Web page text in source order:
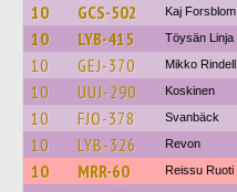
10 GCS-502 Kaj Forsblom
10 LYB-415 Töysän Linja
10 GEJ-370 Mikko Rindell
10 UUJ-290 Koskinen
10 FJO-378 Svanbäck
10 LYB-326 Revon
10 MRR-60 Reissu Ruoti